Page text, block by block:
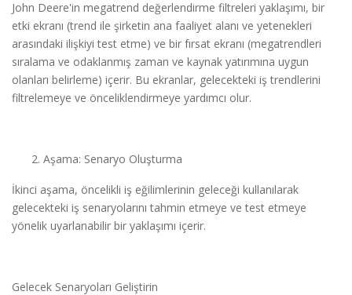
John Deere'in megatrend değerlendirme filtreleri yaklaşımı, bir
etki ekranı (trend ile şirketin ana faaliyet alanı ve yetenekleri
arasındaki ilişkiyi test etme) ve bir fırsat ekranı (megatrendleri
sıralama ve odaklanmış zaman ve kaynak yatırımına uygun
olanları belirleme) içerir. Bu ekranlar, gelecekteki iş trendlerini
filtrelemeye ve önceliklendirmeye yardımcı olur.
Aşama: Senaryo Oluşturma
İkinci aşama, öncelikli iş eğilimlerinin geleceği kullanılarak
gelecekteki iş senaryolarını tahmin etmeye ve test etmeye
yönelik uyarlanabilir bir yaklaşımı içerir.
Gelecek Senaryoları Geliştirin